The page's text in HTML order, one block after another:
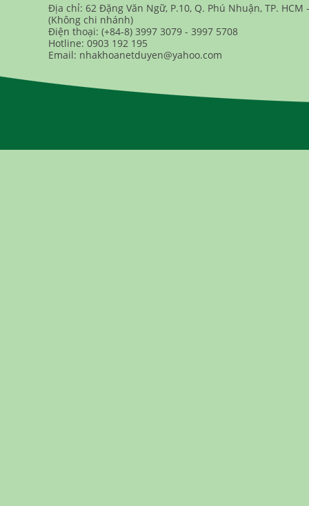
Địa chỉ: 62 Đặng Văn Ngữ, P.10, Q. Phú Nhuận, TP. HCM -
(Không chi nhánh)
Điện thoại: (+84-8) 3997 3079 - 3997 5708
Hotline: 0903 192 195
Email: nhakhoanetduyen@yahoo.com